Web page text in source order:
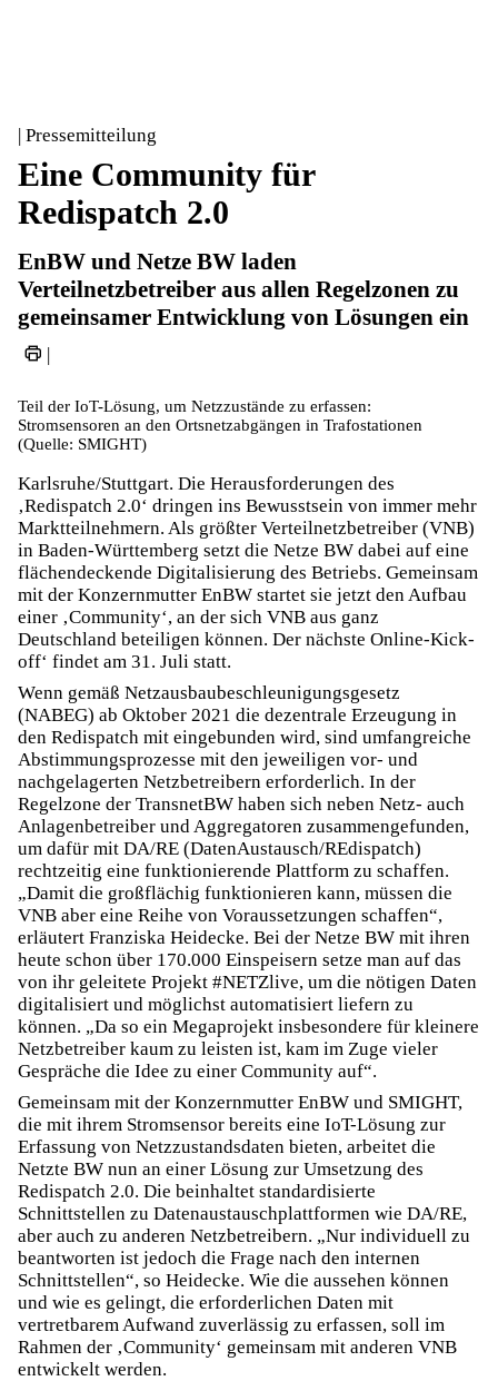
| Pressemitteilung
Eine Community für
Redispatch 2.0
EnBW und Netze BW laden
Verteilnetzbetreiber aus allen Regelzonen zu
gemeinsamer Entwicklung von Lösungen ein
|
Teil der IoT-Lösung, um Netzzustände zu erfassen:
Stromsensoren an den Ortsnetzabgängen in Trafostationen
(Quelle: SMIGHT)
Karlsruhe/Stuttgart. Die Herausforderungen des
‚Redispatch 2.0‘ dringen ins Bewusstsein von immer mehr
Marktteilnehmern. Als größter Verteilnetzbetreiber (VNB)
in Baden-Württemberg setzt die Netze BW dabei auf eine
flächendeckende Digitalisierung des Betriebs. Gemeinsam
mit der Konzernmutter EnBW startet sie jetzt den Aufbau
einer ‚Community‘, an der sich VNB aus ganz
Deutschland beteiligen können. Der nächste Online-Kick-
off‘ findet am 31. Juli statt.
Wenn gemäß Netzausbaubeschleunigungsgesetz
(NABEG) ab Oktober 2021 die dezentrale Erzeugung in
den Redispatch mit eingebunden wird, sind umfangreiche
Abstimmungsprozesse mit den jeweiligen vor- und
nachgelagerten Netzbetreibern erforderlich. In der
Regelzone der TransnetBW haben sich neben Netz- auch
Anlagenbetreiber und Aggregatoren zusammengefunden,
um dafür mit DA/RE (DatenAustausch/REdispatch)
rechtzeitig eine funktionierende Plattform zu schaffen.
„Damit die großflächig funktionieren kann, müssen die
VNB aber eine Reihe von Voraussetzungen schaffen“,
erläutert Franziska Heidecke. Bei der Netze BW mit ihren
heute schon über 170.000 Einspeisern setze man auf das
von ihr geleitete Projekt #NETZlive, um die nötigen Daten
digitalisiert und möglichst automatisiert liefern zu
können. „Da so ein Megaprojekt insbesondere für kleinere
Netzbetreiber kaum zu leisten ist, kam im Zuge vieler
Gespräche die Idee zu einer Community auf“.
Gemeinsam mit der Konzernmutter EnBW und SMIGHT,
die mit ihrem Stromsensor bereits eine IoT-Lösung zur
Erfassung von Netzzustandsdaten bieten, arbeitet die
Netzte BW nun an einer Lösung zur Umsetzung des
Redispatch 2.0. Die beinhaltet standardisierte
Schnittstellen zu Datenaustauschplattformen wie DA/RE,
aber auch zu anderen Netzbetreibern. „Nur individuell zu
beantworten ist jedoch die Frage nach den internen
Schnittstellen“, so Heidecke. Wie die aussehen können
und wie es gelingt, die erforderlichen Daten mit
vertretbarem Aufwand zuverlässig zu erfassen, soll im
Rahmen der ‚Community‘ gemeinsam mit anderen VNB
entwickelt werden.